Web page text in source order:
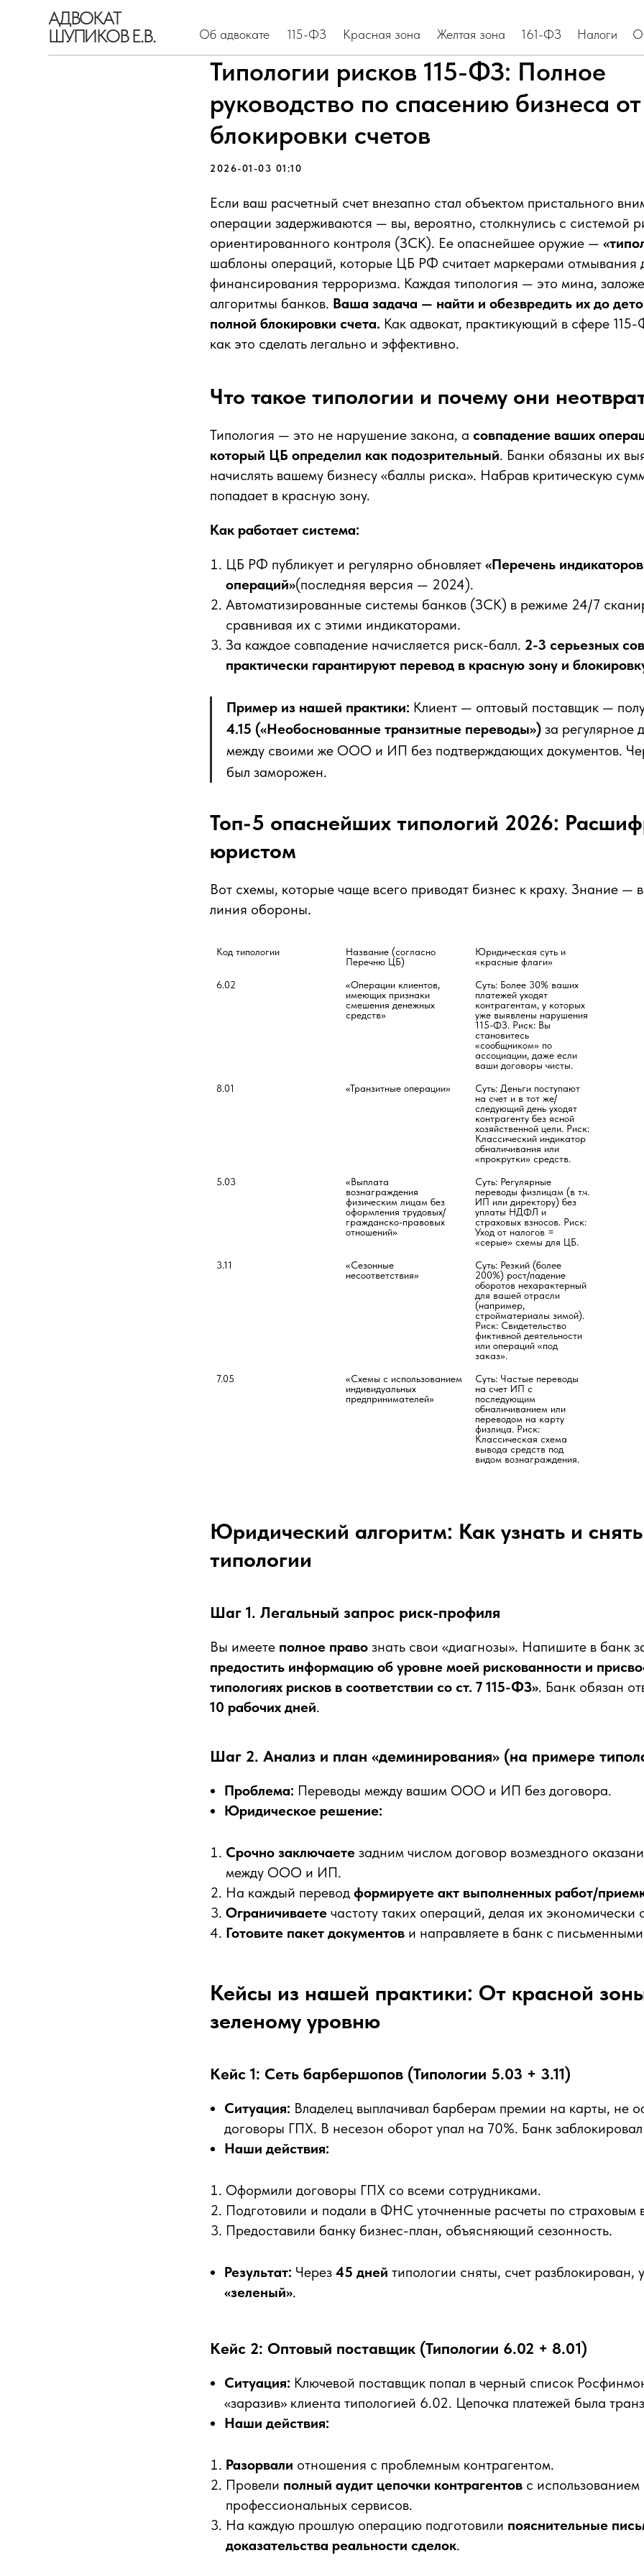
АДВОКАТ
ШУПИКОВ Е.В. Об адвокате Красная зона Желтая зона 161-ФЗ
115-ФЗ Отзывы и кейсы
Налоги
Типологии рисков 115-ФЗ: Полное
руководство по спасению бизнеса от
блокировки счетов
2026-01-03 01:10
Если ваш расчетный счет внезапно стал объектом пристального
операции задерживаются — вы, вероятно, столкнулись с системой
ориентированного контроля (ЗСК). Ее опаснейшее оружие —
шаблоны операций, которые ЦБ РФ считает маркерами отмывания
финансирования терроризма. Каждая типология — это мина,
алгоритмы банков. Ваша задача — найти и обезвредить их до
полной блокировки счета. Как адвокат, практикующий в сфере
как это сделать легально и эффективно.
Что такое типологии и почему они
Типология — это не нарушение закона, а совпадение ваших
который ЦБ определил как подозрительный. Банки обязаны их
начислять вашему бизнесу «баллы риска». Набрав критическую
попадает в красную зону.
Как работает система:
ЦБ РФ публикует и регулярно обновляет «Перечень
операций»(последняя версия — 2024).
Автоматизированные системы банков (ЗСК) в режиме 24/7
сравнивая их с этими индикаторами.
За каждое совпадение начисляется риск-балл. 2-3 серьезных
практически гарантируют перевод в красную зону и
Пример из нашей практики: Клиент — оптовый поставщик —
4.15 («Необоснованные транзитные переводы») за регулярное
между своими же ООО и ИП без подтверждающих документов.
был заморожен.
Топ-5 опаснейших типологий 2026:
юристом
Вот схемы, которые чаще всего приводят бизнес к краху. Знание —
линия обороны.
Код типологии
Название (согласно
Перечню ЦБ)
Юридическая суть и
«красные флаги»
6.02
«Операции клиентов,
имеющих признаки
смешения денежных
средств»
Суть: Более 30% ваших
платежей уходят
контрагентам, у которых
уже выявлены нарушения
115-ФЗ. Риск: Вы
становитесь
«сообщником» по
ассоциации, даже если
ваши договоры чисты.
8.01
«Транзитные операции»
Суть: Деньги поступают
на счет и в тот же/
следующий день уходят
контрагенту без ясной
хозяйственной цели. Риск:
Классический индикатор
обналичивания или
«прокрутки» средств.
5.03
«Выплата
вознаграждения
физическим лицам без
оформления трудовых/
гражданско-правовых
отношений»
Суть: Регулярные
переводы физлицам (в т.ч.
ИП или директору) без
уплаты НДФЛ и
страховых взносов. Риск:
Уход от налогов =
«серые» схемы для ЦБ.
3.11
«Сезонные
несоответствия»
Суть: Резкий (более
200%) рост/падение
оборотов нехарактерный
для вашей отрасли
(например,
стройматериалы зимой).
Риск: Свидетельство
фиктивной деятельности
или операций «под
заказ».
7.05
«Схемы с использованием
индивидуальных
предпринимателей»
Суть: Частые переводы
на счет ИП с
последующим
обналичиванием или
переводом на карту
физлица. Риск:
Классическая схема
вывода средств под
видом вознаграждения.
Юридический алгоритм: Как узнать и
типологии
Шаг 1. Легальный запрос риск-профиля
Вы имеете полное право знать свои «диагнозы». Напишите в банк
предостить информацию об уровне моей рискованности и
типологиях рисков в соответствии со ст. 7 115-ФЗ». Банк обязан
10 рабочих дней.
Шаг 2. Анализ и план «деминирования» (на примере
Проблема: Переводы между вашим ООО и ИП без договора.
Юридическое решение:
Срочно заключаете задним числом договор возмездного
между ООО и ИП.
На каждый перевод формируете акт выполненных работ/
Ограничиваете частоту таких операций, делая их
Готовите пакет документов и направляете в банк с
Кейсы из нашей практики: От красной
зеленому уровню
Кейс 1: Сеть барбершопов (Типологии 5.03 + 3.11)
Ситуация: Владелец выплачивал барберам премии на карты, не
договоры ГПХ. В несезон оборот упал на 70%. Банк заблокировал
Наши действия:
Оформили договоры ГПХ со всеми сотрудниками.
Подготовили и подали в ФНС уточненные расчеты по страховым
Предоставили банку бизнес-план, объясняющий сезонность.
Результат: Через 45 дней типологии сняты, счет разблокирован,
«зеленый».
Кейс 2: Оптовый поставщик (Типологии 6.02 + 8.01)
Ситуация: Ключевой поставщик попал в черный список
«заразив» клиента типологией 6.02. Цепочка платежей была
Наши действия:
Разорвали отношения с проблемным контрагентом.
Провели полный аудит цепочки контрагентов с использованием
профессиональных сервисов.
На каждую прошлую операцию подготовили пояснительные
доказательства реальности сделок.